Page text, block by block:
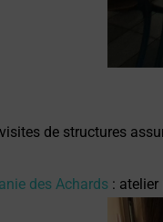
de structures
des Achards :